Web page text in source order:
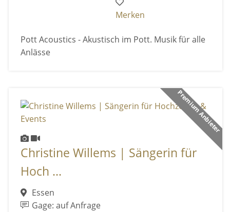
Merken
Pott Acoustics - Akustisch im Pott. Musik für alle
Anlässe
Premium Anbieter
Christine Willems | Sängerin für
Hoch ...
Essen
Gage: auf Anfrage